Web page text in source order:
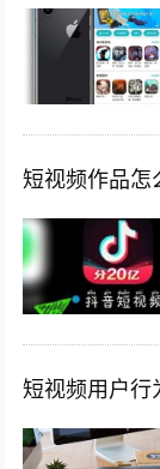
短视频作品怎